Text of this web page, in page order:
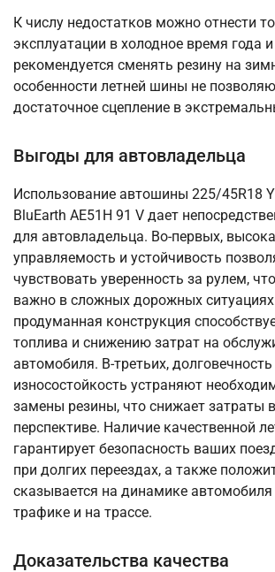
К числу недостатков можно отнести
эксплуатации в холодное время года и
рекомендуется сменять резину на
особенности летней шины не
достаточное сцепление в
Выгоды для автовладельца
Использование автошины 225/45R18
BluEarth AE51H 91 V дает
для автовладельца. Во-первых,
управляемость и устойчивость
чувствовать уверенность за рулем,
важно в сложных дорожных
продуманная конструкция
топлива и снижению затрат на
автомобиля. В-третьих,
износостойкость устраняют
замены резины, что снижает затраты
перспективе. Наличие качественной
гарантирует безопасность ваших
при долгих переездах, а также
сказывается на динамике
трафике и на трассе.
Доказательства качества